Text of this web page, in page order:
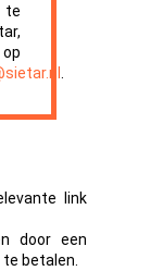
link
door een
betalen.